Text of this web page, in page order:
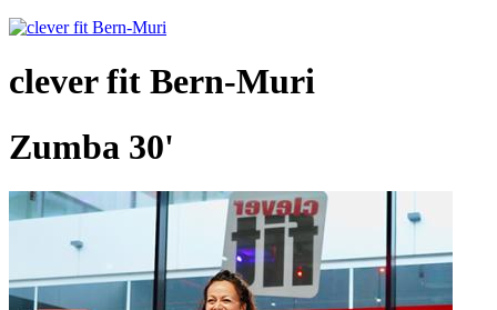
clever fit Bern-Muri
Zumba 30'